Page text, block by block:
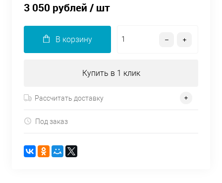
3 050 рублей / шт
В корзину
Купить в 1 клик
Рассчитать доставку
Под заказ